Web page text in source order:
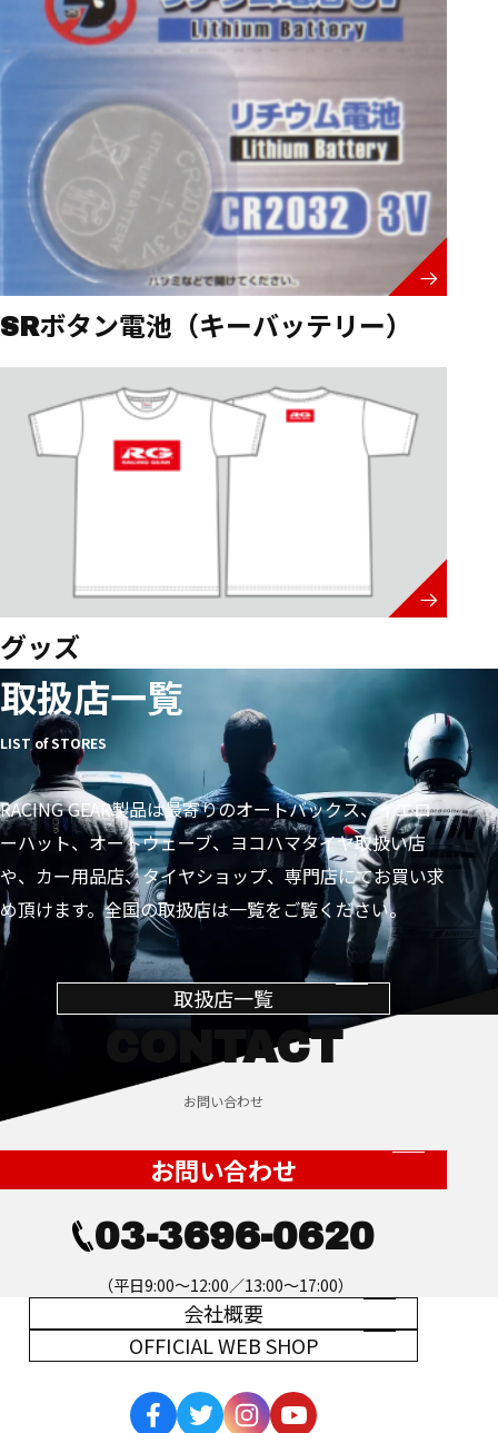
SRボタン電池（キーバッテリー）
グッズ
取扱店一覧
LIST of STORES
RACING GEAR製品は最寄りのオートバックス、イエロ
ーハット、オートウェーブ、ヨコハマタイヤ取扱い店
や、カー用品店、タイヤショップ、専門店にてお買い求
め頂けます。全国の取扱店は一覧をご覧ください。
取扱店一覧
CONTACT
お問い合わせ
お問い合わせ
03-3696-0620
（平日9:00～12:00／13:00～17:00）
会社概要
OFFICIAL WEB SHOP